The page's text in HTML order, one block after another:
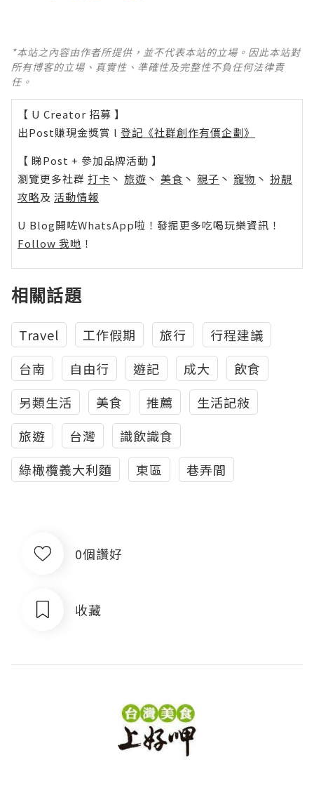
*本站之內容由作者所提供，並不代表本站的立場。因此本站對
所有博客的立場、真實性、準確性及完整性不負任何法律責
任。
【 U Creator 招募 】
出Post賺現金獎賞 l 登記《社群創作有價企劃》
【 睇Post + 參加品牌活動 】
瀏覽更多社群 打卡 丶 旅遊 丶 美食 丶 親子 丶 寵物 丶 扮靚
攻略及 活動情報
U Blog開咗WhatsApp啦！發掘更多吃喝玩樂資訊！
Follow 我哋 ！
相關話題
Travel 工作假期 旅行
行程建議
台南
自由行 遊記 成大
飲食
另類生活
美食 推薦
生活記敍
旅遊
台灣
識飲識食
綠橄欖義大利麵
東區 巷弄間
0個讚好
收藏